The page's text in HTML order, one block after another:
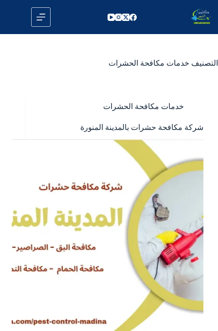
إلى
المحتوى
التصنيف خدمات مكافحة الحشرات
خدمات مكافحة الحشرات
شركة مكافحة حشرات بالمدينة المنورة